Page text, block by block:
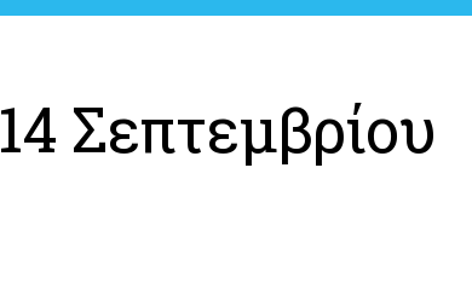
14 Σεπτεμβρίου